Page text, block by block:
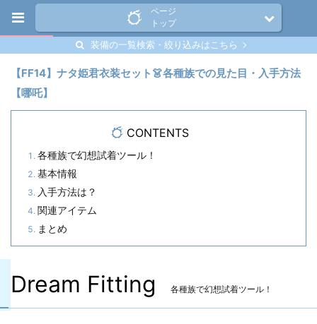
ページ
トップ
装備の一覧検索・絞り込みはこちら
【FF14】ナタ姫君衣装セット👗各種族での見た目・入手方法
【哪吒】
CONTENTS
各種族で幻想試着ツール！
基本情報
入手方法は？
関連アイテム
まとめ
Dream Fitting 各種族で幻想試着ツール！